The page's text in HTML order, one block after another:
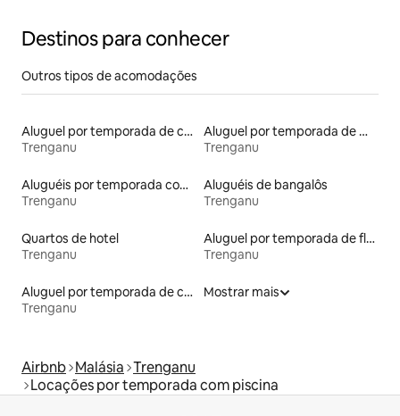
Destinos para conhecer
Outros tipos de acomodações
Aluguel por temporada de casas de hóspedes
Trenganu
Aluguel por temporada de microcasas
Trenganu
Aluguéis por temporada com banheira de hidromassagem
Trenganu
Aluguéis de bangalôs
Trenganu
Quartos de hotel
Trenganu
Aluguel por temporada de flats
Trenganu
Aluguel por temporada de casas de veraneio
Trenganu
Mostrar mais
Airbnb Malásia Trenganu
Locações por temporada com piscina